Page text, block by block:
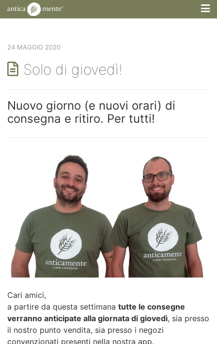
24 MAGGIO 2020
Solo di giovedì!
Nuovo giorno (e nuovi orari) di
consegna e ritiro. Per tutti!
Cari amici,
a partire da questa settimana tutte le consegne
verranno anticipate alla giornata di giovedì, sia presso
il nostro punto vendita, sia presso i negozi
convenzionati presenti nella nostra app.